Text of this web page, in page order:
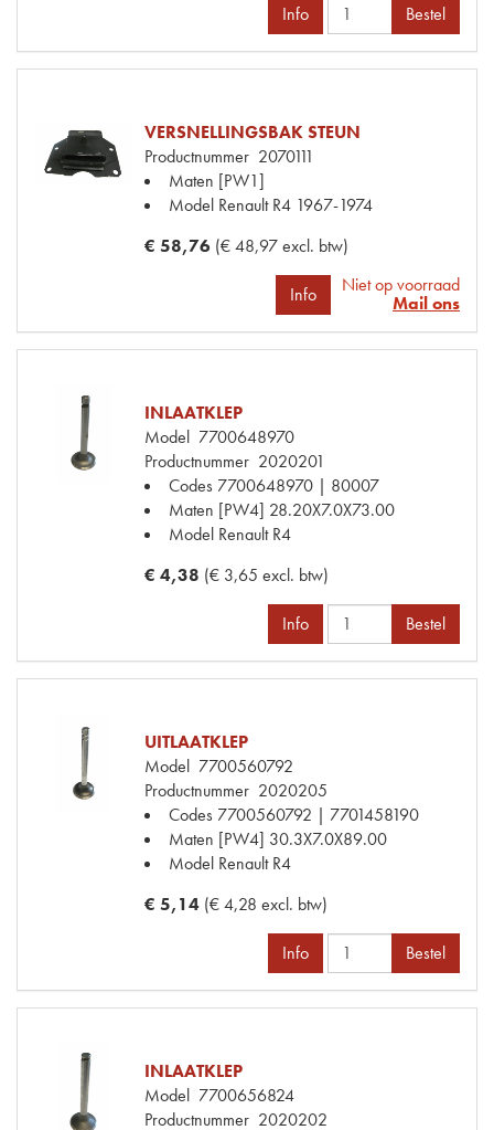
Info Bestel
VERSNELLINGSBAK STEUN
Productnummer 2070111
Maten [PW1]
Model Renault R4 1967-1974
€ 58,76 (€ 48,97 excl. btw)
Info
Niet op voorraad
Mail ons
INLAATKLEP
Model 7700648970
Productnummer 2020201
Codes 7700648970 | 80007
Maten [PW4] 28.20X7.0X73.00
Model Renault R4
€ 4,38 (€ 3,65 excl. btw)
Info Bestel
UITLAATKLEP
Model 7700560792
Productnummer 2020205
Codes 7700560792 | 7701458190
Maten [PW4] 30.3X7.0X89.00
Model Renault R4
€ 5,14 (€ 4,28 excl. btw)
Info Bestel
INLAATKLEP
Model 7700656824
Productnummer 2020202